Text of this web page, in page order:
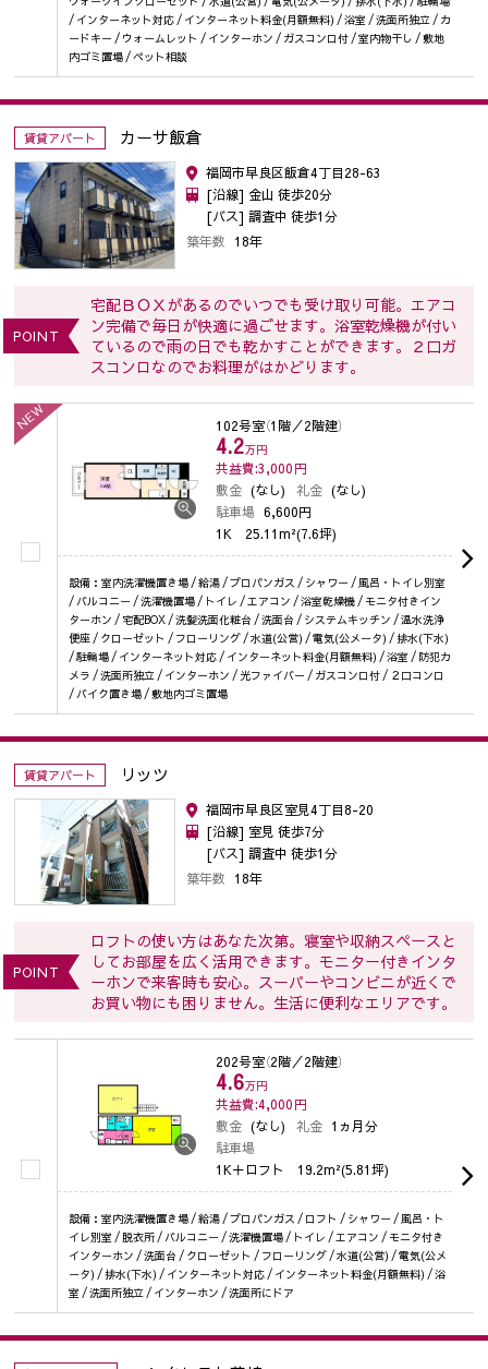
/ インターネット対応 / インターネット料金(月額無料) / 浴室 / 洗面所独立 / カ
ードキー / ウォームレット / インターホン / ガスコンロ付 / 室内物干し / 敷地
内ゴミ置場 / ペット相談
賃貸アパート カーサ飯倉
福岡市早良区飯倉4丁目28-63
[沿線] 金山 徒歩20分
[バス] 調査中 徒歩1分
築年数 18年
POINT
宅配ＢＯＸがあるのでいつでも受け取り可能。エアコ
ン完備で毎日が快適に過ごせます。浴室乾燥機が付い
ているので雨の日でも乾かすことができます。２口ガ
スコンロなのでお料理がはかどります。
NEW 102号室（1階／2階建）
4.2万円
共益費:3,000円
敷金 (なし) 礼金 (なし)
駐車場 6,600円
1K 25.11m²(7.6坪)
設備：室内洗濯機置き場 / 給湯 / プロパンガス / シャワー / 風呂・トイレ別室
/ バルコニー / 洗濯機置場 / トイレ / エアコン / 浴室乾燥機 / モニタ付きイン
ターホン / 宅配BOX / 洗髪洗面化粧台 / 洗面台 / システムキッチン / 温水洗浄
便座 / クローゼット / フローリング / 水道(公営) / 電気(公メータ) / 排水(下水)
/ 駐輪場 / インターネット対応 / インターネット料金(月額無料) / 浴室 / 防犯カ
メラ / 洗面所独立 / インターホン / 光ファイバー / ガスコンロ付 / ２口コンロ
/ バイク置き場 / 敷地内ゴミ置場
賃貸アパート リッツ
福岡市早良区室見4丁目8-20
[沿線] 室見 徒歩7分
[バス] 調査中 徒歩1分
築年数 18年
POINT
ロフトの使い方はあなた次第。寝室や収納スペースと
してお部屋を広く活用できます。モニター付きインタ
ーホンで来客時も安心。スーパーやコンビニが近くで
お買い物にも困りません。生活に便利なエリアです。
202号室（2階／2階建）
4.6万円
共益費:4,000円
敷金 (なし) 礼金 1ヵ月分
駐車場
1K＋ロフト
19.2m²(5.81坪)
設備：室内洗濯機置き場 / 給湯 / プロパンガス / ロフト / シャワー / 風呂・ト
イレ別室 / 脱衣所 / バルコニー / 洗濯機置場 / トイレ / エアコン / モニタ付き
インターホン / 洗面台 / クローゼット / フローリング / 水道(公営) / 電気(公メ
ータ) / 排水(下水) / インターネット対応 / インターネット料金(月額無料) / 浴
室 / 洗面所独立 / インターホン / 洗面所にドア